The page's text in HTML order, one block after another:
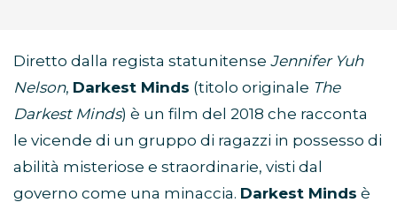
Diretto dalla regista statunitense Jennifer Yuh
Nelson, Darkest Minds (titolo originale The
Darkest Minds) è un film del 2018 che racconta
le vicende di un gruppo di ragazzi in possesso di
abilità misteriose e straordinarie, visti dal
governo come una minaccia. Darkest Minds è